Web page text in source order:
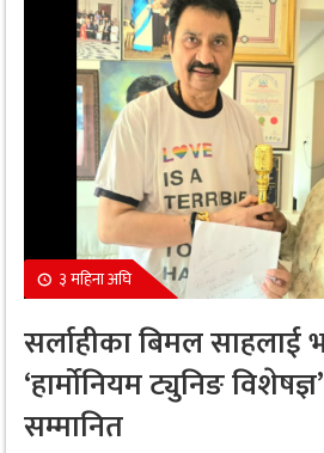
३ महिना अघि
सर्लाहीका बिमल साहलाई
‘हार्मोनियम ट्युनिङ
सम्मानित